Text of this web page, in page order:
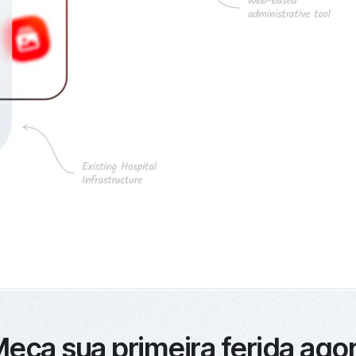
sua primeira ferida